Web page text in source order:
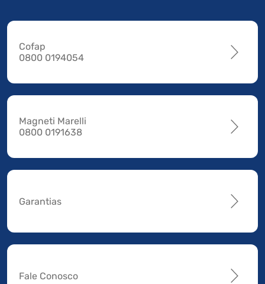
Cofap
0800 0194054
Magneti Marelli
0800 0191638
Garantias
Fale Conosco